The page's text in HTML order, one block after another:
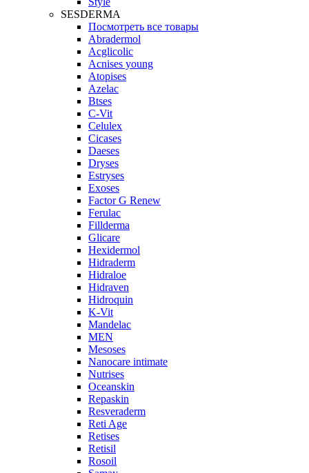
SESDERMA
Посмотреть все товары
Abradermol
Acglicolic
Acnises young
Atopises
Azelac
Btses
C-Vit
Celulex
Cicases
Daeses
Dryses
Estryses
Exoses
Factor G Renew
Ferulac
Fillderma
Glicare
Hexidermol
Hidraderm
Hidraloe
Hidraven
Hidroquin
K-Vit
Mandelac
MEN
Mesoses
Nanocare intimate
Nutrises
Oceanskin
Repaskin
Resveraderm
Reti Age
Retises
Retisil
Rosoil